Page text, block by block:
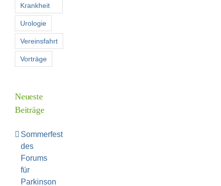
Krankheit
Urologie
Vereinsfahrt
Vorträge
Neueste
Beiträge
Sommerfest
des
Forums
für
Parkinson